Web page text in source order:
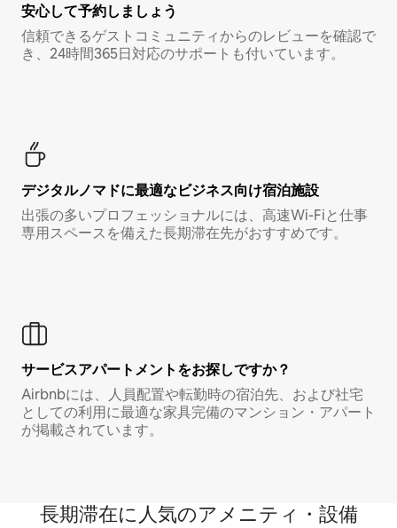
安心して予約しましょう
信頼できるゲストコミュニティからのレビューを確認で
き、24時間365日対応のサポートも付いています。
デジタルノマド⁠に最⁠適⁠なビ⁠ジ⁠ネ⁠ス⁠向⁠け宿⁠泊⁠施⁠設
出張の多いプロフェッショナルには、高速Wi-Fiと仕事
専用スペースを備えた長期滞在先がおすすめです。
サービスアパートメントをお探しですか？
Airbnbには、人員配置や転勤時の宿泊先、および社宅
としての利用に最適な家具完備のマンション・アパート
が掲載されています。
長期滞在に人気のアメニティ・設備